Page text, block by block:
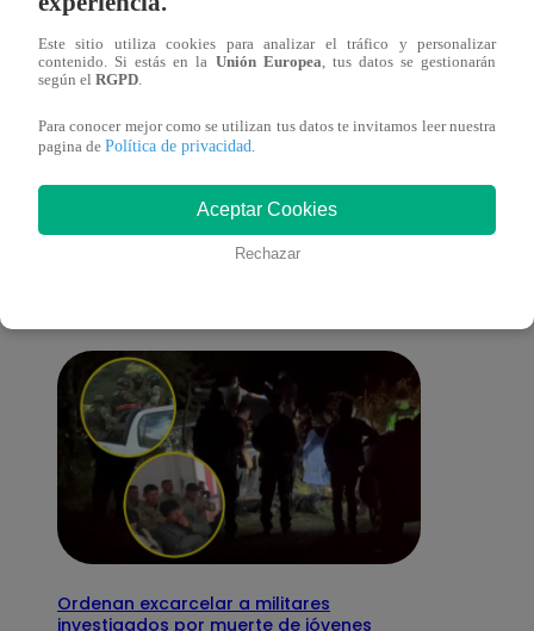
Yo Soy 30 de noviembre del 2018 –
Programa completo
gala
También te puede
interesar
Ordenan excarcelar a militares
investigados por muerte de jóvenes
Este sitio utiliza cookies para analizar el tráfico y personalizar
contenido. Si estás en la Unión Europea , tus datos se gestionarán
según el RGPD
Para conocer mejor como se utilizan tus datos te invitamos leer nuestra
pagina de Política de privacidad
Aceptar Cookies
Rechazar